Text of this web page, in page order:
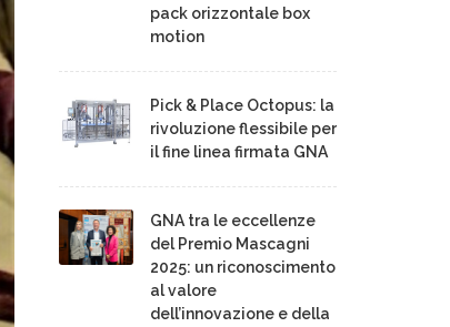
pack orizzontale box
motion
Pick & Place Octopus: la
rivoluzione flessibile per
il fine linea firmata GNA
GNA tra le eccellenze
del Premio Mascagni
2025: un riconoscimento
al valore
dell’innovazione e della